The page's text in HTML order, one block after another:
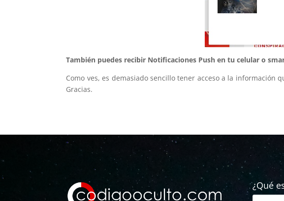
También puedes recibir Notificaciones Push en tu celular o
Como ves, es demasiado sencillo tener acceso a la información
Gracias.
¿Qué